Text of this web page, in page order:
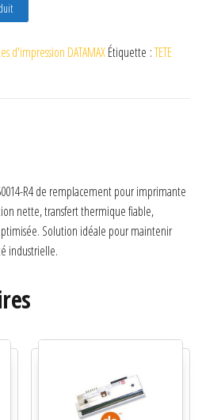
d'impression DATAMAXÉtiquette :TETE
R4 de remplacement pour imprimante
nette, transfert thermique fiable,
Solution idéale pour maintenir
industrielle.